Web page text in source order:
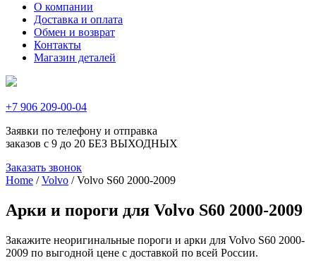
О компании
Доставка и оплата
Обмен и возврат
Контакты
Магазин деталей
+7 906 209-00-04
Заявки по телефону и отправка
заказов с 9 до 20 БЕЗ ВЫХОДНЫХ
Заказать звонок
Home /Volvo / Volvo S60 2000-2009
Арки и пороги для Volvo S60 2000-2009
Закажите неоригинальные пороги и арки для Volvo S60 2000-
2009 по выгодной цене с доставкой по всей России.